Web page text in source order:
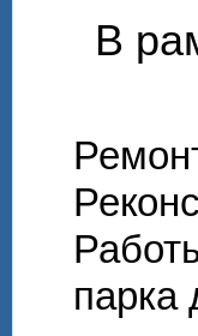
В
парка